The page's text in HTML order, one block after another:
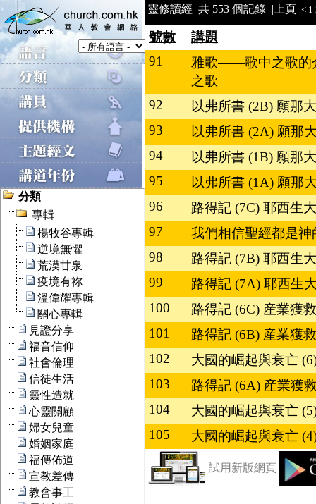
靈修讀經 共 553 個記錄 | 上頁 |< 1
號數
講題
91
雅歌——歌中之歌的
之歌
92
以弗所書 (2B) 願那
93
以弗所書 (2A) 願那
94
以弗所書 (1B) 願那
95
以弗所書 (1A) 願那
96
路得記 (7C) 耶西生
97
我們相信聖經都是神
98
路得記 (7B) 耶西生
99
路得記 (7A) 耶西生
100
路得記 (6C) 産業獲
101
路得記 (6B) 産業獲
102
大國的崛起與衰亡
103
路得記 (6A) 産業獲
104
大國的崛起與衰亡
105
大國的崛起與衰亡
試用新版網頁